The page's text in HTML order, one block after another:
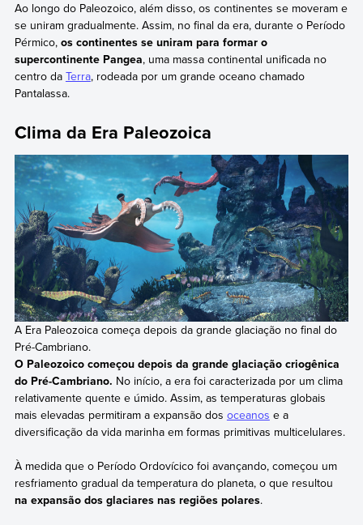
Ao longo do Paleozoico, além disso, os continentes se moveram e
se uniram gradualmente. Assim, no final da era, durante o Período
Pérmico, os continentes se uniram para formar o
supercontinente Pangea, uma massa continental unificada no
centro da Terra, rodeada por um grande oceano chamado
Pantalassa.
Clima da Era Paleozoica
A Era Paleozoica começa depois da grande glaciação no final do
Pré-Cambriano.
O Paleozoico começou depois da grande glaciação criogênica
do Pré-Cambriano. No início, a era foi caracterizada por um clima
relativamente quente e úmido. Assim, as temperaturas globais
mais elevadas permitiram a expansão dos oceanos e a
diversificação da vida marinha em formas primitivas multicelulares.
À medida que o Período Ordovícico foi avançando, começou um
resfriamento gradual da temperatura do planeta, o que resultou
na expansão dos glaciares nas regiões polares.